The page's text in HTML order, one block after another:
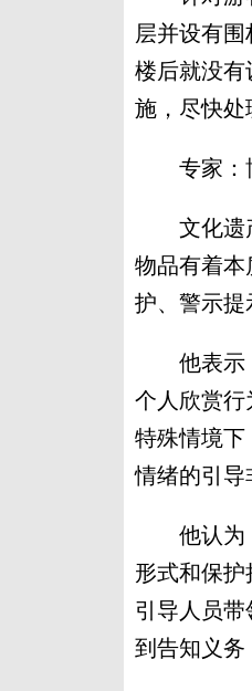
层并设有
楼后就没有
施，尽快处
专家：博
文化遗产
物品有着本
护、警示提
他表示，
个人欣赏行
特殊情境下
情绪的引导
他认为，
形式和保
引导人员
到告知义务